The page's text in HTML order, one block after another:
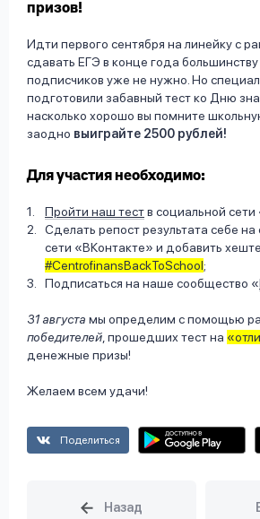
призов!
Идти первого сентября на линейку с
сдавать ЕГЭ в конце года
подписчиков уже не нужно. Но
подготовили забавный тест ко Дню
насколько хорошо вы помните
заодно выиграйте 2500 рублей!
Для участия необходимо:
Пройти наш теств социальной
Сделать репост результата себе на
сети «ВКонтакте» и добавить
#CentrofinansBackToSchool;
Подписаться на наше сообщество «
31 августа мы определим с помощью
победителей, прошедших тест на
денежные призы!
Желаем всем удачи!
Поделиться